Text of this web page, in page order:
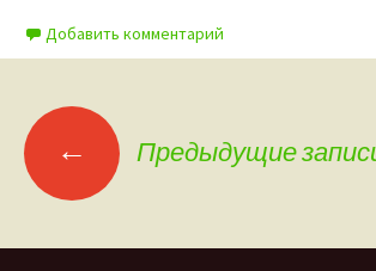
Добавить комментарий
Навигация по записям
← Предыдущие